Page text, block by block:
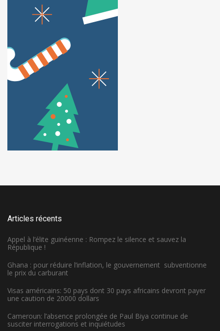
Articles récents
Appel à l’élite guinéenne : Rompez le silence et sauvez la
République !
Ghana : pour réduire l’inflation, le gouvernement subventionne
le prix du carburant
Visas américains: 50 pays dont 30 pays africains devront payer
une caution de 20000 dollars
Cameroun: l’absence prolongée de Paul Biya continue de
susciter interrogations et inquiétudes